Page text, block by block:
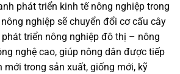
phát triển kinh tế nông nghiệp trong
nghiệp sẽ chuyển đổi cơ cấu cây
triển nông nghiệp đô thị – nông
nghệ cao, giúp nông dân được tiếp
mới trong sản xuất, giống mới, kỹ